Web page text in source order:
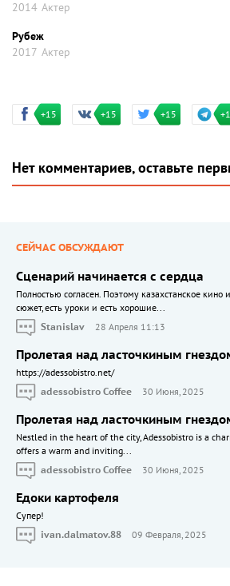
2014 Актер
Рубеж
2017 Актер
+15 +15 +15
Нет комментариев, оставьте
СЕЙЧАС ОБСУЖДАЮТ
Сценарий начинается с сердца
Полностью согласен. Поэтому казахстанское кино
сюжет, есть уроки и есть хорошие...
Stanislav
28 Апреля 11:13
Пролетая над ласточкиным
https://adessobistro.net/
adessobistro Coffee
30 Июня, 2025
Пролетая над ласточкиным
Nestled in the heart of the city, Adessobistro is a
offers a warm and inviting...
adessobistro Coffee
30 Июня, 2025
Едоки картофеля
Cупер!
ivan.dalmatov.88
09 Февраля, 2025